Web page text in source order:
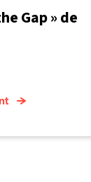
Gap » de